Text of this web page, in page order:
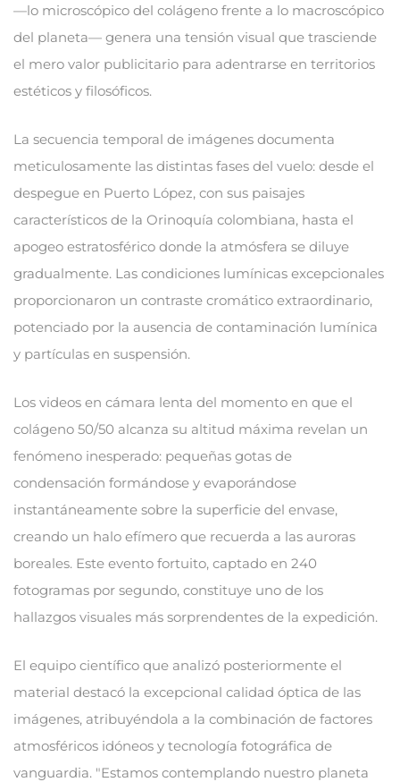
—lo microscópico del colágeno frente a lo macroscópico
del planeta— genera una tensión visual que trasciende
el mero valor publicitario para adentrarse en territorios
estéticos y filosóficos.
La secuencia temporal de imágenes documenta
meticulosamente las distintas fases del vuelo: desde el
despegue en Puerto López, con sus paisajes
característicos de la Orinoquía colombiana, hasta el
apogeo estratosférico donde la atmósfera se diluye
gradualmente. Las condiciones lumínicas excepcionales
proporcionaron un contraste cromático extraordinario,
potenciado por la ausencia de contaminación lumínica
y partículas en suspensión.
Los videos en cámara lenta del momento en que el
colágeno 50/50 alcanza su altitud máxima revelan un
fenómeno inesperado: pequeñas gotas de
condensación formándose y evaporándose
instantáneamente sobre la superficie del envase,
creando un halo efímero que recuerda a las auroras
boreales. Este evento fortuito, captado en 240
fotogramas por segundo, constituye uno de los
hallazgos visuales más sorprendentes de la expedición.
El equipo científico que analizó posteriormente el
material destacó la excepcional calidad óptica de las
imágenes, atribuyéndola a la combinación de factores
atmosféricos idóneos y tecnología fotográfica de
vanguardia. "Estamos contemplando nuestro planeta